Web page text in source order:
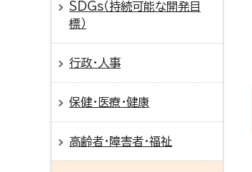
SDGs（持続可能な開発目
標）
行政・人事
保健・医療・健康
高齢者・障害者・福祉